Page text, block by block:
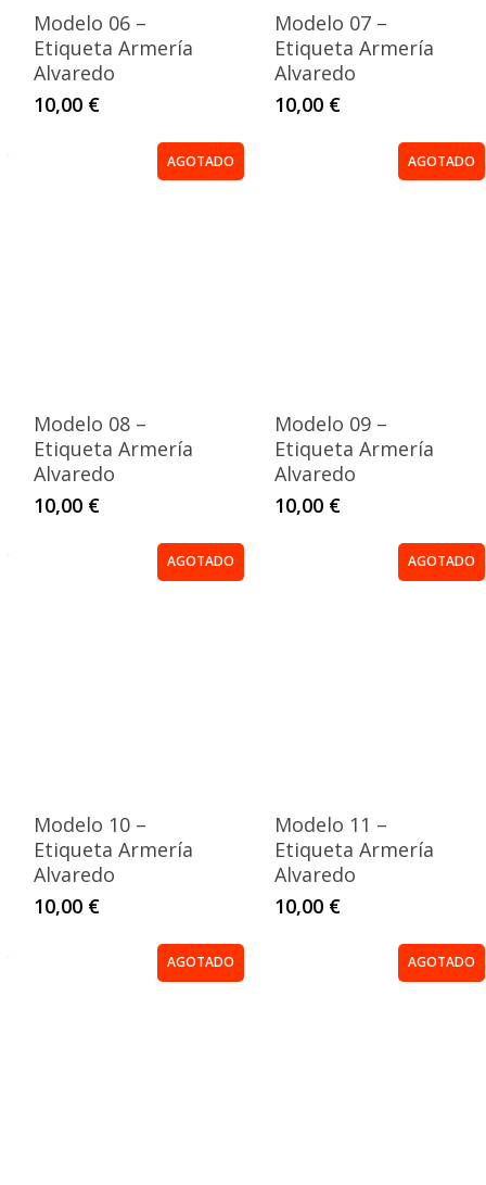
Modelo 06 –
Etiqueta Armería
Alvaredo
10,00 €
Modelo 07 –
Etiqueta Armería
Alvaredo
10,00 €
Modelo 08 –
Etiqueta Armería
Alvaredo
10,00 €
AGOTADO
Modelo 09 –
Etiqueta Armería
Alvaredo
10,00 €
AGOTADO
Modelo 10 –
Etiqueta Armería
Alvaredo
10,00 €
AGOTADO
Modelo 11 –
Etiqueta Armería
Alvaredo
10,00 €
AGOTADO
AGOTADO AGOTADO